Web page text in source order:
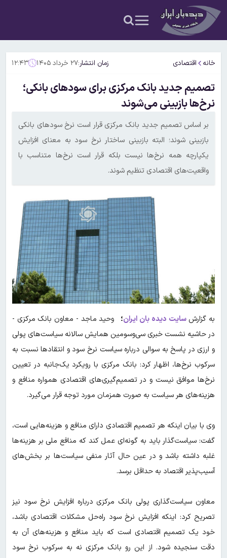
خانه اقتصادی زمان انتشار:۲۷ خرداد ۱۴۰۵ ۱۲:۴۳
تصمیم جدید بانک مرکزی برای سودهای بانکی؛
نرخ‌ها بازبینی می‌شوند
بر اساس تصمیم جدید بانک مرکزی قرار است نرخ سودهای بانکی
بازبینی شوند؛ البته بازبینی ساختار نرخ سود به معنای افزایش
یکپارچه همه نرخ‌ها نیست بلکه قرار است نرخ‌ها متناسب با
واقعیت‌های اقتصادی تنظیم شوند.
به گزارشسایت دیده بان ایران؛
وحید ماجد - معاون بانک مرکزی -
در حاشیه نشست خبری سی‌وسومین همایش سالانه سیاست‌های پولی
و ارزی در پاسخ به سوالی درباره سیاست نرخ سود و انتقادها نسبت به
سرکوب نرخ‌ها، اظهار کرد: بانک مرکزی با رویکرد یک‌جانبه در تعیین
نرخ‌ها موافق نیست و در تصمیم‌گیری‌های اقتصادی همواره منافع و
هزینه‌های هر سیاست به صورت همزمان مورد توجه قرار می‌گیرد.
وی با بیان اینکه هر تصمیم اقتصادی دارای منافع و هزینه‌هایی است،
گفت: سیاست‌گذار باید به گونه‌ای عمل کند که منافع ملی بر هزینه‌ها
غلبه داشته باشد و در عین حال آثار منفی سیاست‌ها بر بخش‌های
آسیب‌پذیر اقتصاد به حداقل برسد.
معاون سیاست‌گذاری پولی بانک مرکزی درباره افزایش نرخ سود نیز
تصریح کرد: اینکه افزایش نرخ سود راه‌حل مشکلات اقتصادی باشد،
خود یک تصمیم اقتصادی است که باید منافع و هزینه‌های آن به
دقت سنجیده شود. از این رو بانک مرکزی نه به سرکوب نرخ سود